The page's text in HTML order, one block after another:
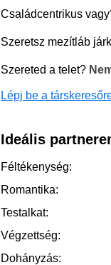
Családcentrikus
Szeretsz mezítláb
Szereted a telet?
Lépj be a
Ideális
Féltékenység:
Romantika:
Testalkat:
Végzettség:
Dohányzás: